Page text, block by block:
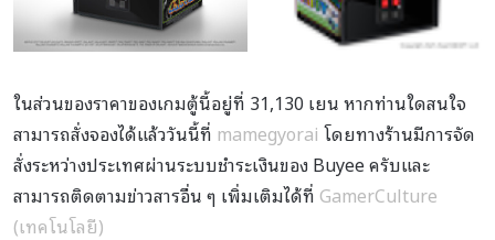
ในส่วนของราคาของเกมตู้นี้อยู่ที่ 31,130 เยน หากท่านใดสนใจ
สามารถสั่งจองได้แล้ววันนี้ที่ mamegyorai โดยทางร้านมีการจัด
สั่งระหว่างประเทศผ่านระบบชำระเงินของ Buyee ครับและ
สามารถติดตามข่าวสารอื่น ๆ เพิ่มเติมได้ที่ GamerCulture
(เทคโนโลยี)